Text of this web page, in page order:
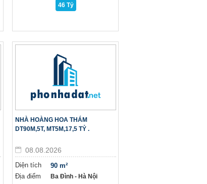
46 Tỷ
NHÀ HOÀNG HOA THÁM
DT90M,5T, MT5M,17,5 TỶ .
08.08.2026
Diện tích
Địa điểm
90 m²
Ba Đình - Hà Nội